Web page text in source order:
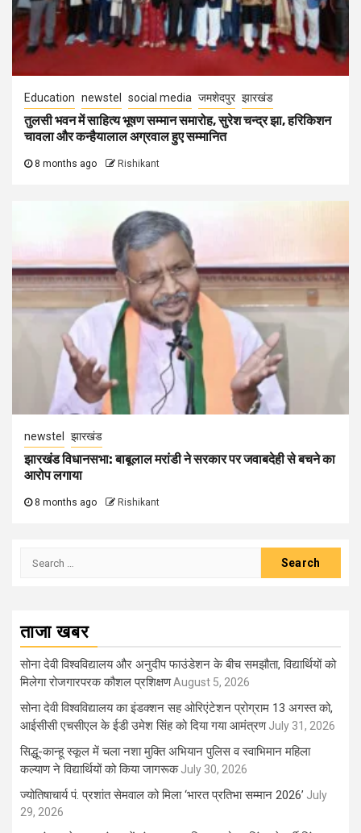
Education newstel social media जमशेदपुर झारखंड
तुलसी भवन में साहित्य भूषण सम्मान समारोह, सुरेश चन्द्र झा, हरिकिशन
चावला और कन्हैयालाल अग्रवाल हुए सम्मानित
8 months ago Rishikant
newstel झारखंड
झारखंड विधानसभा: बाबूलाल मरांडी ने सरकार पर जवाबदेही से बचने का
आरोप लगाया
8 months ago Rishikant
Search
ताजा खबर
सोना देवी विश्वविद्यालय और अनुदीप फाउंडेशन के बीच समझौता, विद्यार्थियों को
मिलेगा रोजगारपरक कौशल प्रशिक्षणAugust 5, 2026
सोना देवी विश्वविद्यालय का इंडक्शन सह ओरिएंटेशन प्रोग्राम 13 अगस्त को,
आईसीसी एचसीएल के ईडी उमेश सिंह को दिया गया आमंत्रण July 31, 2026
सिद्धू-कान्हू स्कूल में चला नशा मुक्ति अभियान पुलिस व स्वाभिमान महिला
कल्याण ने विद्यार्थियों को किया जागरूक July 30, 2026
ज्योतिषाचार्य पं. प्रशांत सेमवाल को मिला ‘भारत प्रतिभा सम्मान 2026’ July
29, 2026